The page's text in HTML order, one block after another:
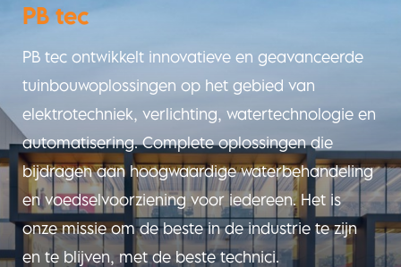
PB tec
PB tec ontwikkelt innovatieve en geavanceerde
tuinbouwoplossingen op het gebied van
elektrotechniek, verlichting, watertechnologie en
automatisering. Complete oplossingen die
bijdragen aan hoogwaardige waterbehandeling
en voedselvoorziening voor iedereen. Het is
onze missie om de beste in de industrie te zijn
en te blijven, met de beste technici.